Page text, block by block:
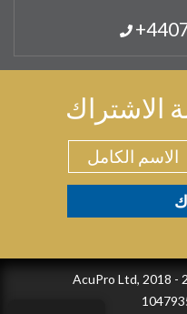
الاشتراك
AcuPro Ltd, 2018 -